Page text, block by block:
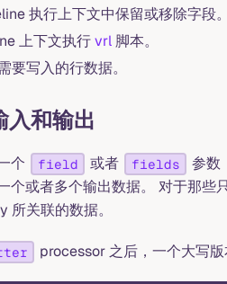
执行上下文中保留或移除字段。
上下文执行vrl 脚本。
要写入的行数据。
和输出
个 field 或者 fields 参数
个或者多个输出数据。 对于那
所关联的数据。
processor 之后，一个大写